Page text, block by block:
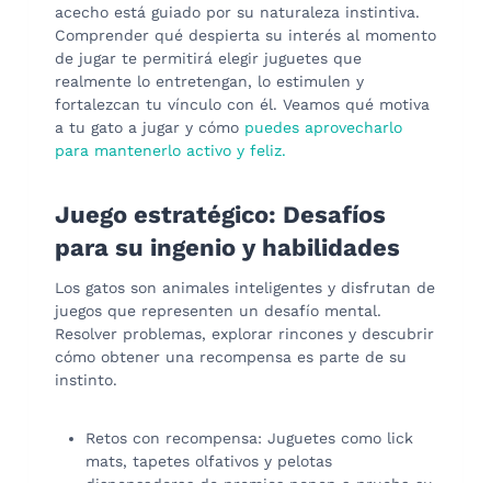
acecho está guiado por su naturaleza instintiva.
Comprender qué despierta su interés al momento
de jugar te permitirá elegir juguetes que
realmente lo entretengan, lo estimulen y
fortalezcan tu vínculo con él. Veamos qué motiva
a tu gato a jugar y cómo puedes aprovecharlo
para mantenerlo activo y feliz.
Juego estratégico: Desafíos
para su ingenio y habilidades
Los gatos son animales inteligentes y disfrutan de
juegos que representen un desafío mental.
Resolver problemas, explorar rincones y descubrir
cómo obtener una recompensa es parte de su
instinto.
Retos con recompensa: Juguetes como lick
mats, tapetes olfativos y pelotas